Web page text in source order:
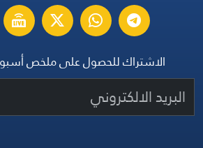
الاشتراك للحصول على ملخص